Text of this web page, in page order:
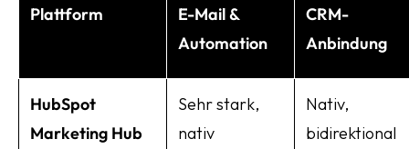
Plattform
E-Mail &
Automation
CRM-
Anbindung
HubSpot
Marketing Hub
Sehr stark,
nativ
Nativ,
bidirektional